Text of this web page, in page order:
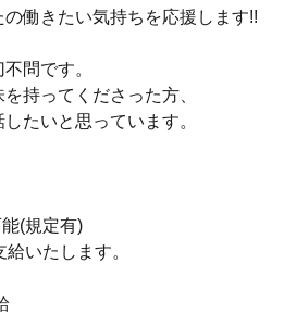
働きたい気持ちを応援します!!
問です。
持ってくださった方、
たいと思っています。
(規定有)
いたします。